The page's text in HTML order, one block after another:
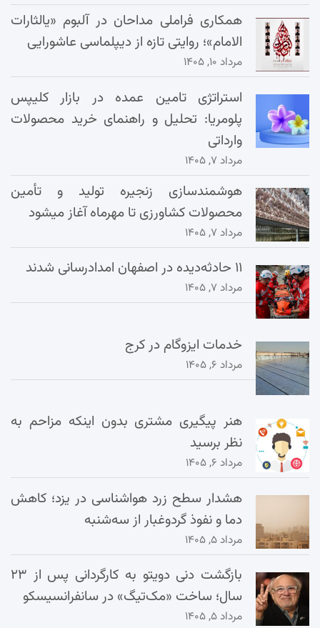
همکاری فراملی مداحان در آلبوم «یالثارات
الامام»؛ روایتی تازه از دیپلماسی عاشورایی
مرداد ۱۰, ۱۴۰۵
استراتژی تامین عمده در بازار کلیپس
پلومریا: تحلیل و راهنمای خرید محصولات
وارداتی
مرداد ۷, ۱۴۰۵
هوشمندسازی زنجیره تولید و تأمین
محصولات کشاورزی تا مهرماه آغاز میشود
مرداد ۷, ۱۴۰۵
۱۱ حادثه‌دیده در اصفهان امدادرسانی شدند
مرداد ۷, ۱۴۰۵
خدمات ایزوگام در کرج
مرداد ۶, ۱۴۰۵
هنر پیگیری مشتری بدون اینکه مزاحم به
نظر برسید
مرداد ۶, ۱۴۰۵
هشدار سطح زرد هواشناسی در یزد؛ کاهش
دما و نفوذ گردوغبار از سه‌شنبه
مرداد ۵, ۱۴۰۵
بازگشت دنی دویتو به کارگردانی پس از ۲۳
سال؛ ساخت «مک‌تیگ» در سانفرانسیسکو
مرداد ۵, ۱۴۰۵